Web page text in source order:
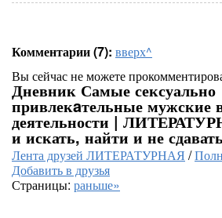
Комментарии (7): вверх^
Вы сейчас не можете
Дневник Самые сексуально
привлекaтельные мужские
деятельности |
и искать, найти и не
Лента друзей ЛИТЕРАТУРНАЯ /
Добавить в друзья
Страницы: раньше»